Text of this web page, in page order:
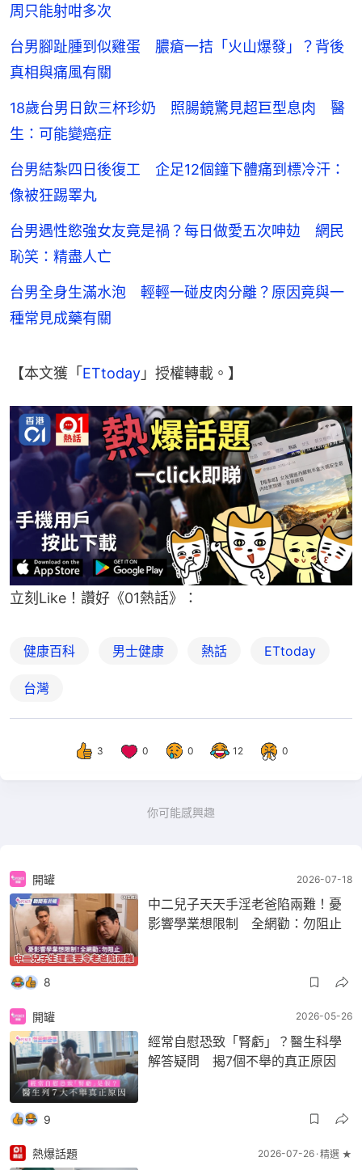
周只能射咁多次
台男腳趾腫到似雞蛋 膿瘡一拮「火山爆發」？背後
真相與痛風有關
18歲台男日飲三杯珍奶 照腸鏡驚見超巨型息肉 醫
生：可能變癌症
台男結紮四日後復工 企足12個鐘下體痛到標冷汗：
像被狂踢睪丸
台男遇性慾強女友竟是禍？每日做愛五次呻攰 網民
恥笑：精盡人亡
台男全身生滿水泡 輕輕一碰皮肉分離？原因竟與一
種常見成藥有關
【本文獲「 ETtoday 」授權轉載。】
立刻Like！讚好《01熱話》：
健康百科 男士健康 熱話 ETtoday
台灣
3 0 0 12 0
你可能感興趣
開罐 2026-07-18
中二兒子天天手淫老爸陷兩難！憂
影響學業想限制 全網勸：勿阻止
8
開罐 2026-05-26
經常自慰恐致「腎虧」？醫生科學
解答疑問 揭7個不舉的真正原因
9
熱爆話題 2026-07-26 精選 ★